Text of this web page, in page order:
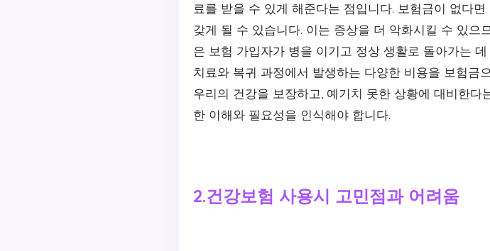
료를 받을 수 있게 해준다는 점입니다. 보험금이 없다
갖게 될 수 있습니다. 이는 증상을 더 악화시킬 수 있으
은 보험 가입자가 병을 이기고 정상 생활로 돌아가는
치료와 복귀 과정에서 발생하는 다양한 비용을 보험금
우리의 건강을 보장하고, 예기치 못한 상황에 대비한
한 이해와 필요성을 인식해야 합니다.
2.건강보험 사용시 고민점과 어려움